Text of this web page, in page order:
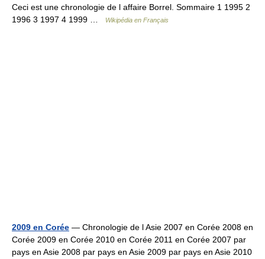
Ceci est une chronologie de l affaire Borrel. Sommaire 1 1995 2
1996 3 1997 4 1999 …
Wikipédia en Français
2009 en Corée — Chronologie de l Asie 2007 en Corée 2008 en
Corée 2009 en Corée 2010 en Corée 2011 en Corée 2007 par
pays en Asie 2008 par pays en Asie 2009 par pays en Asie 2010